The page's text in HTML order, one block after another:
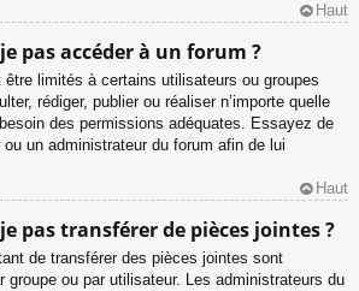
Haut
pas accéder à un forum ?
limités à certains utilisateurs ou groupes
rédiger, publier ou réaliser n’importe quelle
des permissions adéquates. Essayez de
un administrateur du forum afin de lui
Haut
pas transférer de pièces jointes ?
de transférer des pièces jointes sont
groupe ou par utilisateur. Les administrateurs du